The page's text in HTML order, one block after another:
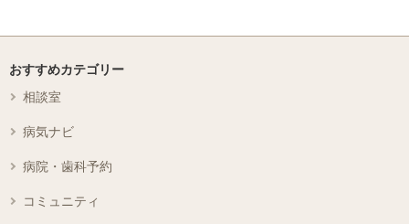
おすすめカテゴリー
相談室
病気ナビ
病院・歯科予約
コミュニティ